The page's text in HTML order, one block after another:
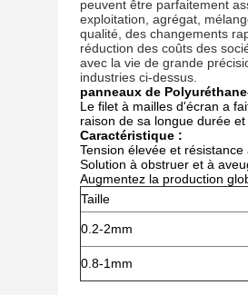
peuvent être parfaitement
exploitation, agrégat,
qualité, des changements
réduction des coûts des
avec la vie de grande
industries ci-dessus.
panneaux de
Le filet à mailles d'écran a
raison de sa longue durée
Caractéristique :
Tension élevée et
Solution à obstruer et à
Augmentez la production
Taille
0.2-2mm
0.8-1mm